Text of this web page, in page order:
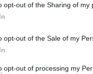
opt-out of the Sharing of my
opt-out of the Sale of my
opt-out of processing my